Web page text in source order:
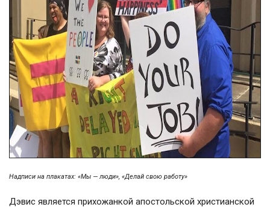
Надписи на плакатах: «Мы — люди», «Делай свою работу»
Дэвис является прихожанкой апостольской христианской